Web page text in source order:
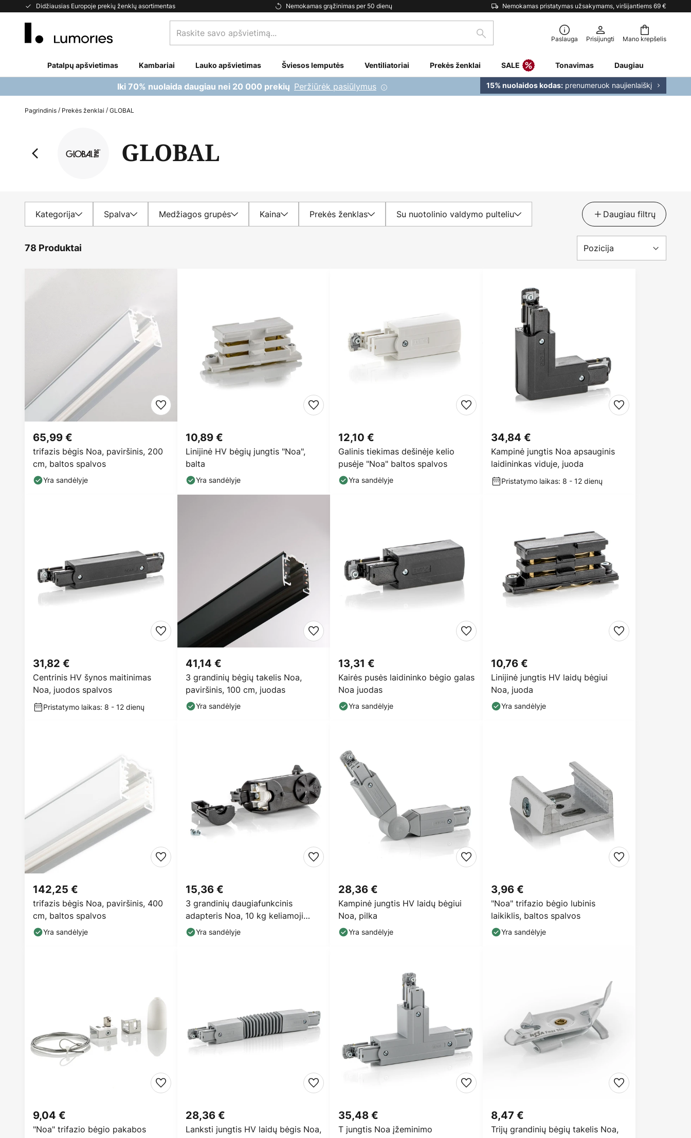
Didžiausias Europoje prekių ženklų asortimentas Nemokamas grąžinimas per 50 dienų Nemokamas pristatymas užsakymams, viršijantiems 69 €
Skip
Mano krepšelis
savo
Paieška Paslauga Prisijungti
Patalpų apšvietimas Kambariai Lauko apšvietimas Šviesos lemputės Ventiliatoriai Prekės ženklai SALE Tonavimas Daugiau
Iki 70% nuolaida daugiau nei 20 000 prekių Peržiūrėk pasiūlymus 15% nuolaidos kodas: prenumeruok naujienlaiškį
Pagrindinis Prekės ženklai GLOBAL
GLOBAL
Kategorija Spalva Medžiagos grupės Kaina Prekės ženklas Su nuotolinio valdymo pulteliu Daugiau filtrų
78 Produktai
trifazis bėgis Noa, paviršinis, 200
cm, baltos spalvos
65,99 €
Yra sandėlyje
Linijinė HV bėgių jungtis "Noa",
balta
10,89 €
Yra sandėlyje
Galinis tiekimas dešinėje kelio
pusėje "Noa" baltos spalvos
12,10 €
Yra sandėlyje
Kampinė jungtis Noa apsauginis
laidininkas viduje, juoda
34,84 €
Pristatymo laikas: 8 - 12 dienų
Centrinis HV šynos maitinimas
Noa, juodos spalvos
31,82 €
Pristatymo laikas: 8 - 12 dienų
3 grandinių bėgių takelis Noa,
paviršinis, 100 cm, juodas
41,14 €
Yra sandėlyje
Kairės pusės laidininko bėgio galas
Noa juodas
13,31 €
Yra sandėlyje
Linijinė jungtis HV laidų bėgiui
Noa, juoda
10,76 €
Yra sandėlyje
trifazis bėgis Noa, paviršinis, 400
cm, baltos spalvos
142,25 €
Yra sandėlyje
3 grandinių daugiafunkcinis
adapteris Noa, 10 kg keliamoji
galia, juodos
15,36 €
Yra sandėlyje
Kampinė jungtis HV laidų bėgiui
Noa, pilka
28,36 €
Yra sandėlyje
"Noa" trifazio bėgio lubinis
laikiklis, baltos spalvos
3,96 €
Yra sandėlyje
"Noa" trifazio bėgio pakabos
9,04 €
Lanksti jungtis HV laidų bėgis Noa,
28,36 €
T jungtis Noa įžeminimo
35,48 €
Trijų grandinių bėgių takelis Noa,
8,47 €